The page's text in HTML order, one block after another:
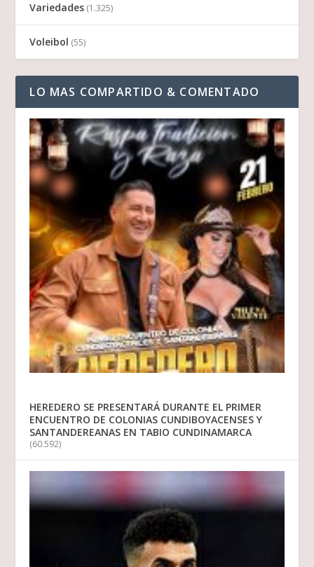
Variedades (1.325)
Voleibol (55)
LO MAS COMPARTIDO & COMENTADO
HEREDERO SE PRESENTARÁ DURANTE EL PRIMER
ENCUENTRO DE COLONIAS CUNDIBOYACENSES Y
SANTANDEREANAS EN TABIO CUNDINAMARCA
(60.592)